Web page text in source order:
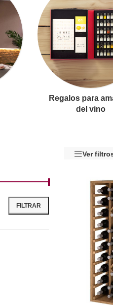
Regalos para
del vino
FILTRAR
Ver